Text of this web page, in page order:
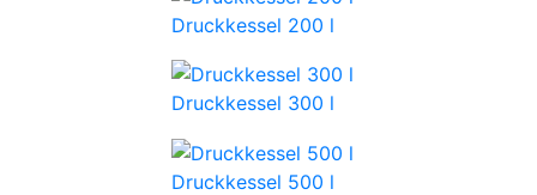
Druckkessel 200 l
Druckkessel 300 l
Druckkessel 500 l